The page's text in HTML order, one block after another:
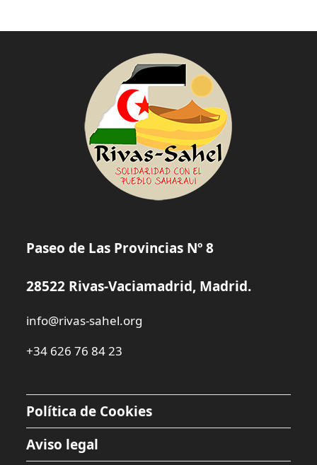
La
Continúa)
Paseo de Las Provincias Nº 8
28522 Rivas-Vaciamadrid, Madrid.
info@rivas-sahel.org
+34 626 76 84 23
Política de Cookies
Aviso legal